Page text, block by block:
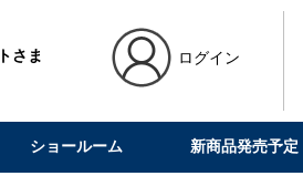
さま ログイン
ショールーム 新商品発売予定